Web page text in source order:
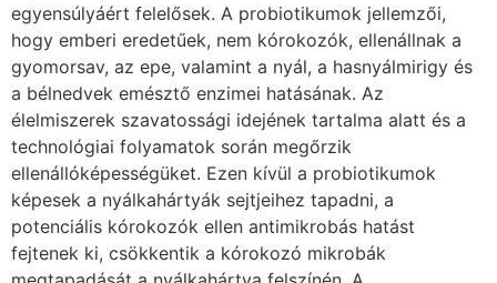
egyensúlyáért felelősek. A probiotikumok jellemzői,
hogy emberi eredetűek, nem kórokozók, ellenállnak a
gyomorsav, az epe, valamint a nyál, a hasnyálmirigy és
a bélnedvek emésztő enzimei hatásának. Az
élelmiszerek szavatossági idejének tartalma alatt és a
technológiai folyamatok során megőrzik
ellenállóképességüket. Ezen kívül a probiotikumok
képesek a nyálkahártyák sejtjeihez tapadni, a
potenciális kórokozók ellen antimikrobás hatást
fejtenek ki, csökkentik a kórokozó mikrobák